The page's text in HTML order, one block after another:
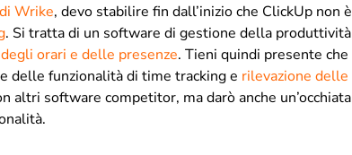
Wrike, devo stabilire fin dall’inizio che ClickUp non è
. Si tratta di un software di gestione della produttività
orari e delle presenze. Tieni quindi presente che
delle funzionalità di time tracking e rilevazione delle
altri software competitor, ma darò anche un’occhiata